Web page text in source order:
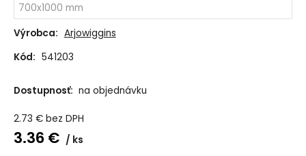
Výrobca: Arjowiggins
Kód: 541203
Dostupnosť: na objednávku
2.73 € bez DPH
3.36 € ks